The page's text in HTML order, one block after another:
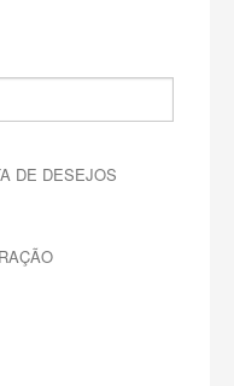
DE DESEJOS